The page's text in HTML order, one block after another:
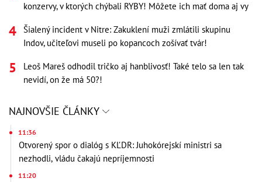
konzervy, v ktorých chýbali RYBY! Môžete ich mať doma aj vy
Šialený incident v Nitre: Zakuklení muži zmlátili skupinu
Indov, učiteľovi museli po kopancoch zošívať tvár!
Leoš Mareš odhodil tričko aj hanblivosť! Také telo sa len tak
nevidí, on že má 50?!
NAJNOVŠIE ČLÁNKY
11:36
Otvorený spor o dialóg s KĽDR: Juhokórejskí ministri sa
nezhodli, vládu čakajú nepríjemnosti
11:20